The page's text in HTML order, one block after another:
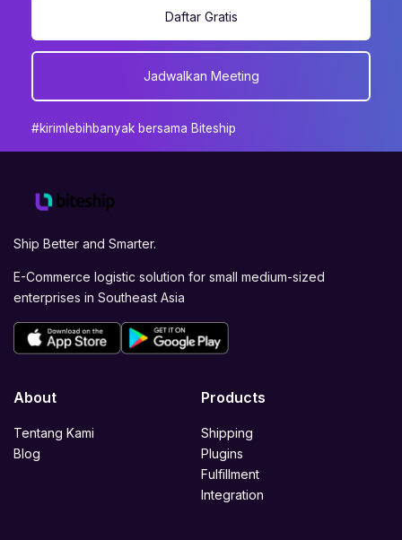
Daftar Gratis
Jadwalkan Meeting
#kirimlebihbanyak bersama Biteship
Ship Better and Smarter.
E-Commerce logistic solution for small medium-sized
enterprises in Southeast Asia
About
Tentang Kami
Blog
Products
Shipping
Plugins
Fulfillment
Integration